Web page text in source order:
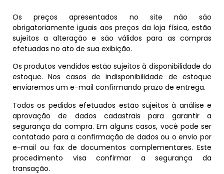
Os preços apresentados no site não são
obrigatoriamente iguais aos preços da loja física, estão
sujeitos a alteração e são válidos para as compras
efetuadas no ato de sua exibição.
Os produtos vendidos estão sujeitos à disponibilidade do
estoque. Nos casos de indisponibilidade de estoque
enviaremos um e-mail confirmando prazo de entrega.
Todos os pedidos efetuados estão sujeitos à análise e
aprovação de dados cadastrais para garantir a
segurança da compra. Em alguns casos, você pode ser
contatado para a confirmação de dados ou o envio por
e-mail ou fax de documentos complementares. Este
procedimento visa confirmar a segurança da
transação.